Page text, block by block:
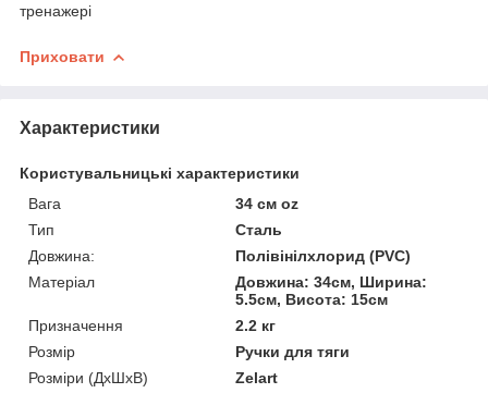
тренажері
Приховати
Характеристики
Користувальницькі характеристики
Вага
34 см oz
Тип
Сталь
Довжина:
Полівінілхлорид (PVC)
Матеріал
Довжина: 34см, Ширина:
5.5см, Висота: 15см
Призначення
2.2 кг
Розмір
Ручки для тяги
Розміри (ДхШхВ)
Zelart